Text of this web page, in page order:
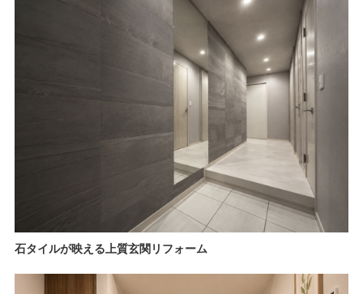
石タイルが映える上質玄関リフォーム